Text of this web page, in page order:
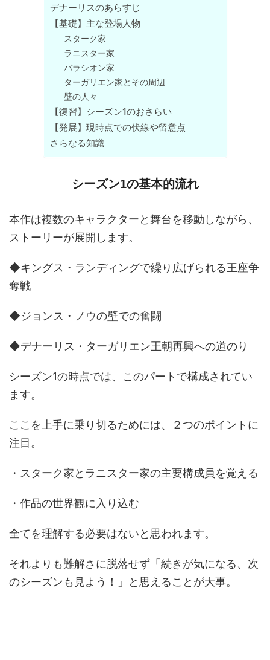
デナーリスのあらすじ
【基礎】主な登場人物
スターク家
ラニスター家
バラシオン家
ターガリエン家とその周辺
壁の人々
【復習】シーズン1のおさらい
【発展】現時点での伏線や留意点
さらなる知識
シーズン1の基本的流れ
本作は複数のキャラクターと舞台を移動しながら、
ストーリーが展開します。
◆キングス・ランディングで繰り広げられる王座争
奪戦
◆ジョンス・ノウの壁での奮闘
◆デナーリス・ターガリエン王朝再興への道のり
シーズン1の時点では、このパートで構成されてい
ます。
ここを上手に乗り切るためには、２つのポイントに
注目。
・スターク家とラニスター家の主要構成員を覚える
・作品の世界観に入り込む
全てを理解する必要はないと思われます。
それよりも難解さに脱落せず「続きが気になる、次
のシーズンも見よう！」と思えることが大事。